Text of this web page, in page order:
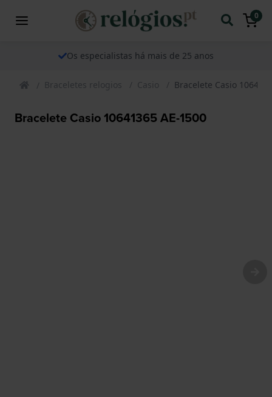
0
Os especialistas há mais de 25 anos
Braceletes relogios Casio Bracelete Casio
Bracelete Casio 10641365 AE-1500